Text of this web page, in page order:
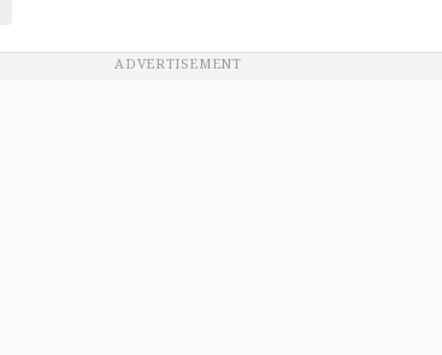
ADVERTISEMENT